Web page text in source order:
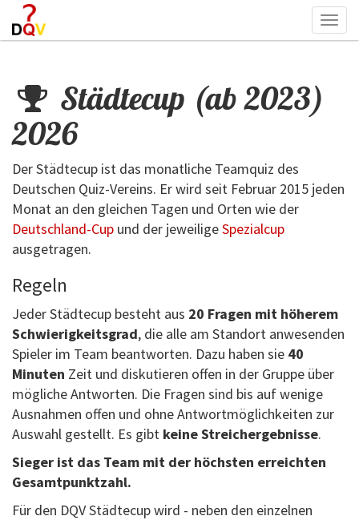
Städtecup (ab 2023)
2026
Der Städtecup ist das monatliche Teamquiz des
Deutschen Quiz-Vereins. Er wird seit Februar 2015 jeden
Monat an den gleichen Tagen und Orten wie der
Deutschland-Cup und der jeweiligeSpezialcup
ausgetragen.
Regeln
Jeder Städtecup besteht aus 20 Fragen mit höherem
Schwierigkeitsgrad, die alle am Standort anwesenden
Spieler im Team beantworten. Dazu haben sie 40
Minuten Zeit und diskutieren offen in der Gruppe über
mögliche Antworten. Die Fragen sind bis auf wenige
Ausnahmen offen und ohne Antwortmöglichkeiten zur
Auswahl gestellt. Es gibt keine Streichergebnisse.
Sieger ist das Team mit der höchsten erreichten
Gesamtpunktzahl.
Für den DQV Städtecup wird - neben den einzelnen